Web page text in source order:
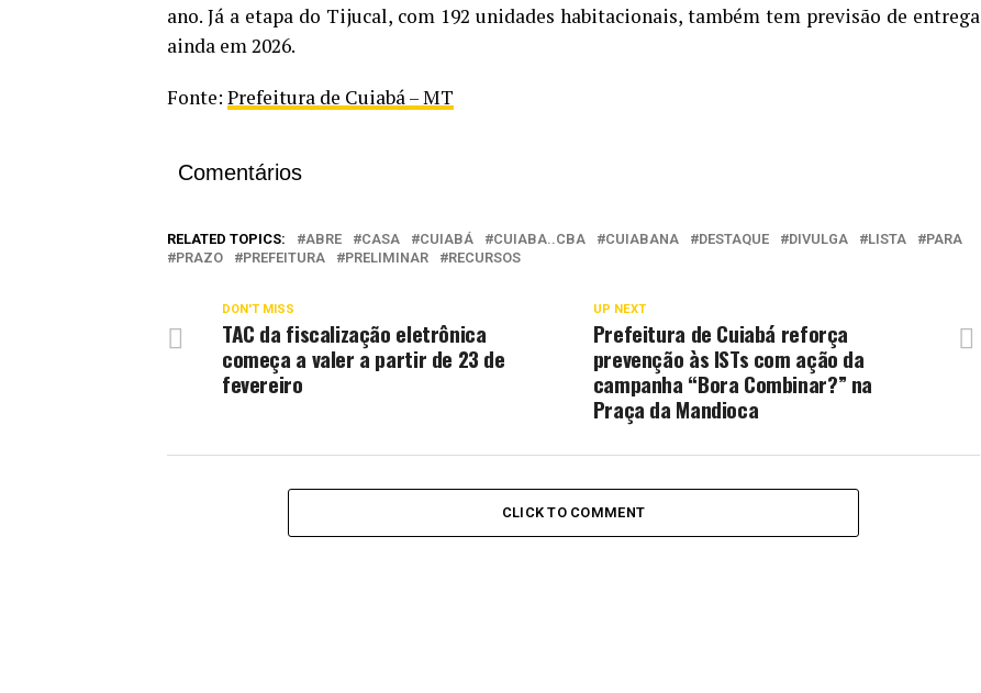
ano. Já a etapa do Tijucal, com 192 unidades habitacionais, também tem previsão de entrega
ainda em 2026.
Fonte: Prefeitura de Cuiabá – MT
Comentários
RELATED TOPICS: ABRE CASA CUIABÁ CUIABA..CBA CUIABANA DESTAQUE DIVULGA LISTA
PARA
PRAZO
PREFEITURA PRELIMINAR RECURSOS
UP NEXT
Prefeitura de Cuiabá reforça
prevenção às ISTs com ação da
campanha “Bora Combinar?” na
Praça da Mandioca
DON'T MISS
TAC da fiscalização eletrônica
começa a valer a partir de 23 de
fevereiro
CLICK TO COMMENT